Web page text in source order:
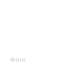
Фото